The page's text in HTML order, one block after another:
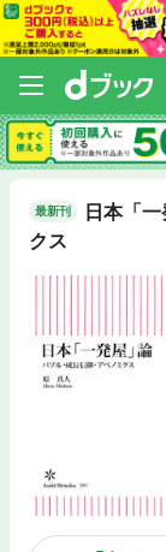
最新刊
日本「
クス